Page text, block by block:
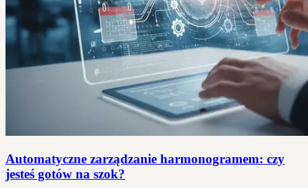
Automatyczne zarządzanie harmonogramem: czy
jesteś gotów na szok?